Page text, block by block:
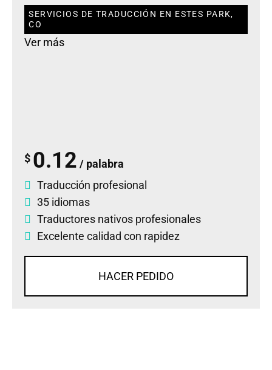
SERVICIOS DE TRADUCCIÓN EN ESTES PARK,
CO
Ver más
$ 0.12 / palabra
Traducción profesional
35 idiomas
Traductores nativos profesionales
Excelente calidad con rapidez
HACER PEDIDO